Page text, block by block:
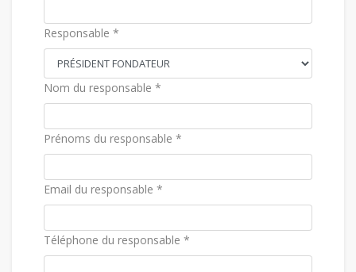
Responsable *
Nom du responsable *
Prénoms du responsable *
Email du responsable *
Téléphone du responsable *